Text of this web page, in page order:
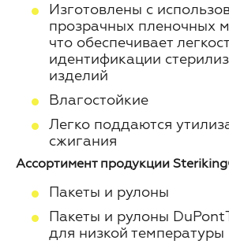
Изготовлены с
прозрачных пленочных
что обеспечивает
идентификации
изделий
Влагостойкие
Легко поддаются
сжигания
Ассортимент продукции
Пакеты и рулоны
Пакеты и рулоны
для низкой температуры